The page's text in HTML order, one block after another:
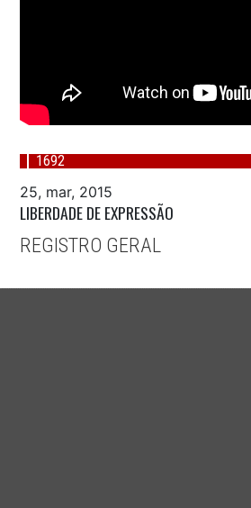
1692
25, mar, 2015
LIBERDADE DE EXPRESSÃO
REGISTRO GERAL